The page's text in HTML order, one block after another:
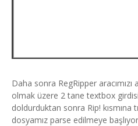
Daha sonra RegRipper
olmak üzere 2 tane textbox
doldurduktan sonra Rip! kısmına
dosyamız parse edilmeye